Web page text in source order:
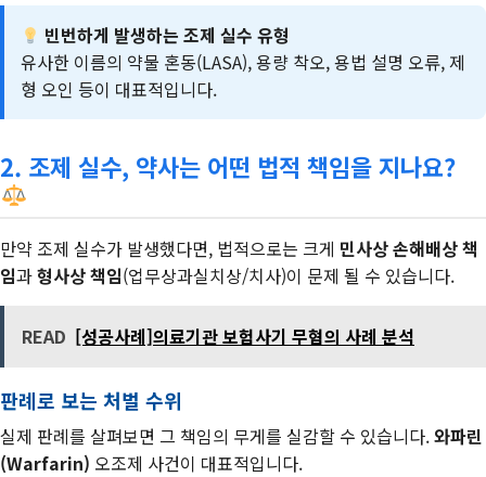
빈번하게 발생하는 조제 실수 유형
유사한 이름의 약물 혼동(LASA), 용량 착오, 용법 설명 오류, 제
형 오인 등이 대표적입니다.
2. 조제 실수, 약사는 어떤 법적 책임을 지나요?
만약 조제 실수가 발생했다면, 법적으로는 크게 민사상 손해배상 책
임과형사상 책임(업무상과실치상/치사)이 문제 될 수 있습니다.
READ [성공사례]의료기관 보험사기 무혐의 사례 분석
판례로 보는 처벌 수위
실제 판례를 살펴보면 그 책임의 무게를 실감할 수 있습니다.와파린
(Warfarin) 오조제 사건이 대표적입니다.